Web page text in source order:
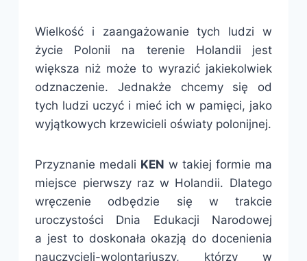
Wielkość i zaangażowanie tych ludzi w
życie Polonii na terenie Holandii jest
większa niż może to wyrazić jakiekolwiek
odznaczenie. Jednakże chcemy się od
tych ludzi uczyć i mieć ich w pamięci, jako
wyjątkowych krzewicieli oświaty polonijnej.
Przyznanie medali KEN w takiej formie ma
miejsce pierwszy raz w Holandii. Dlatego
wręczenie odbędzie się w trakcie
uroczystości Dnia Edukacji Narodowej
a jest to doskonała okazją do docenienia
nauczycieli-wolontariuszy, którzy w